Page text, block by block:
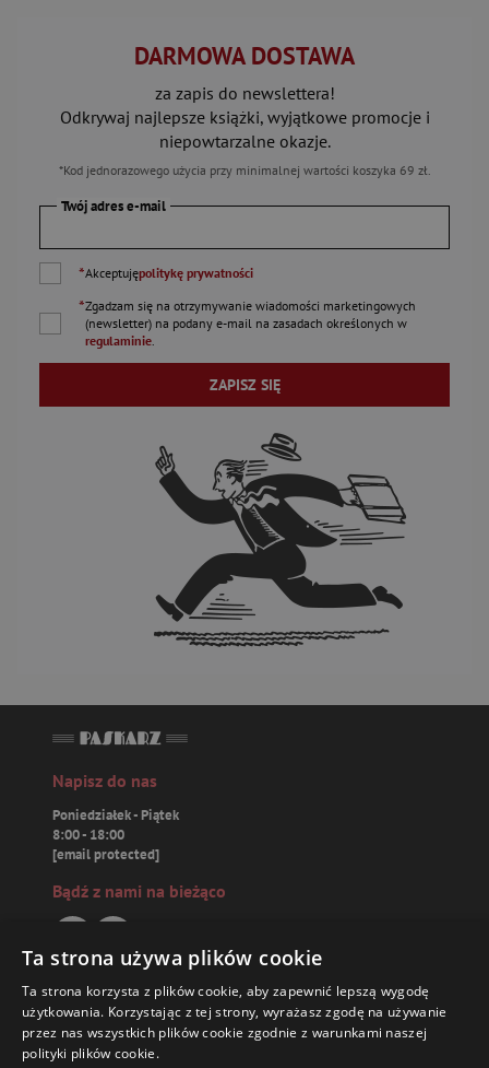
DARMOWA DOSTAWA
za zapis do newslettera!
Odkrywaj najlepsze książki, wyjątkowe promocje i
niepowtarzalne okazje.
*Kod jednorazowego użycia przy minimalnej wartości koszyka 69 zł.
Twój adres e-mail
*Akceptujępolitykę prywatności
*Zgadzam się na otrzymywanie wiadomości marketingowych
(newsletter) na podany e-mail na zasadach określonych w
regulaminie.
ZAPISZ SIĘ
Napisz do nas
Poniedziałek - Piątek
8:00 - 18:00
[email protected]
Bądź z nami na bieżąco
Paskarz.pl
Zamówienia
Ta strona używa plików cookie
Ta strona korzysta z plików cookie, aby zapewnić lepszą wygodę
użytkowania. Korzystając z tej strony, wyrażasz zgodę na używanie
przez nas wszystkich plików cookie zgodnie z warunkami naszej
polityki plików cookie.